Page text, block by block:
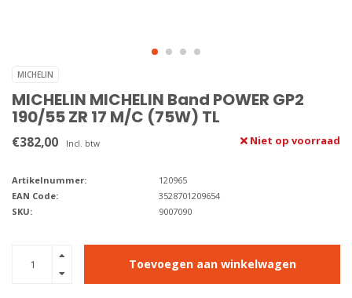
MICHELIN
MICHELIN MICHELIN Band POWER GP2
190/55 ZR 17 M/C (75W) TL
€382,00 Incl. btw Niet op voorraad
Artikelnummer:
120965
EAN Code:
3528701209654
SKU:
9007090
Toevoegen aan winkelwagen